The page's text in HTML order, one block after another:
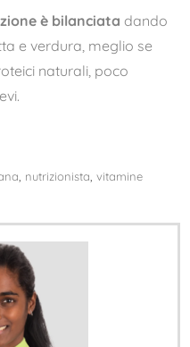
è bilanciata dando
e verdura, meglio se
naturali, poco
, nutrizionista, vitamine